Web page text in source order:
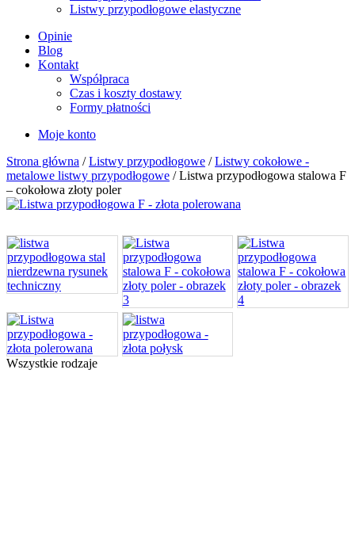
Listwy przypodłogowe elastyczne
Opinie
Blog
Kontakt
Współpraca
Czas i koszty dostawy
Formy płatności
Moje konto
Strona główna /Listwy przypodłogowe /Listwy cokołowe -
metalowe listwy przypodłogowe / Listwa przypodłogowa stalowa F
– cokołowa złoty poler
Wszystkie rodzaje